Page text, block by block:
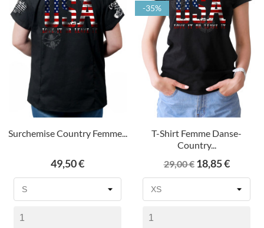
Surchemise Country Femme...
Prix
49,50 €
T-Shirt Femme Danse-
Country...
Prix
de
29,00 € Prix
18,85 €
-35%